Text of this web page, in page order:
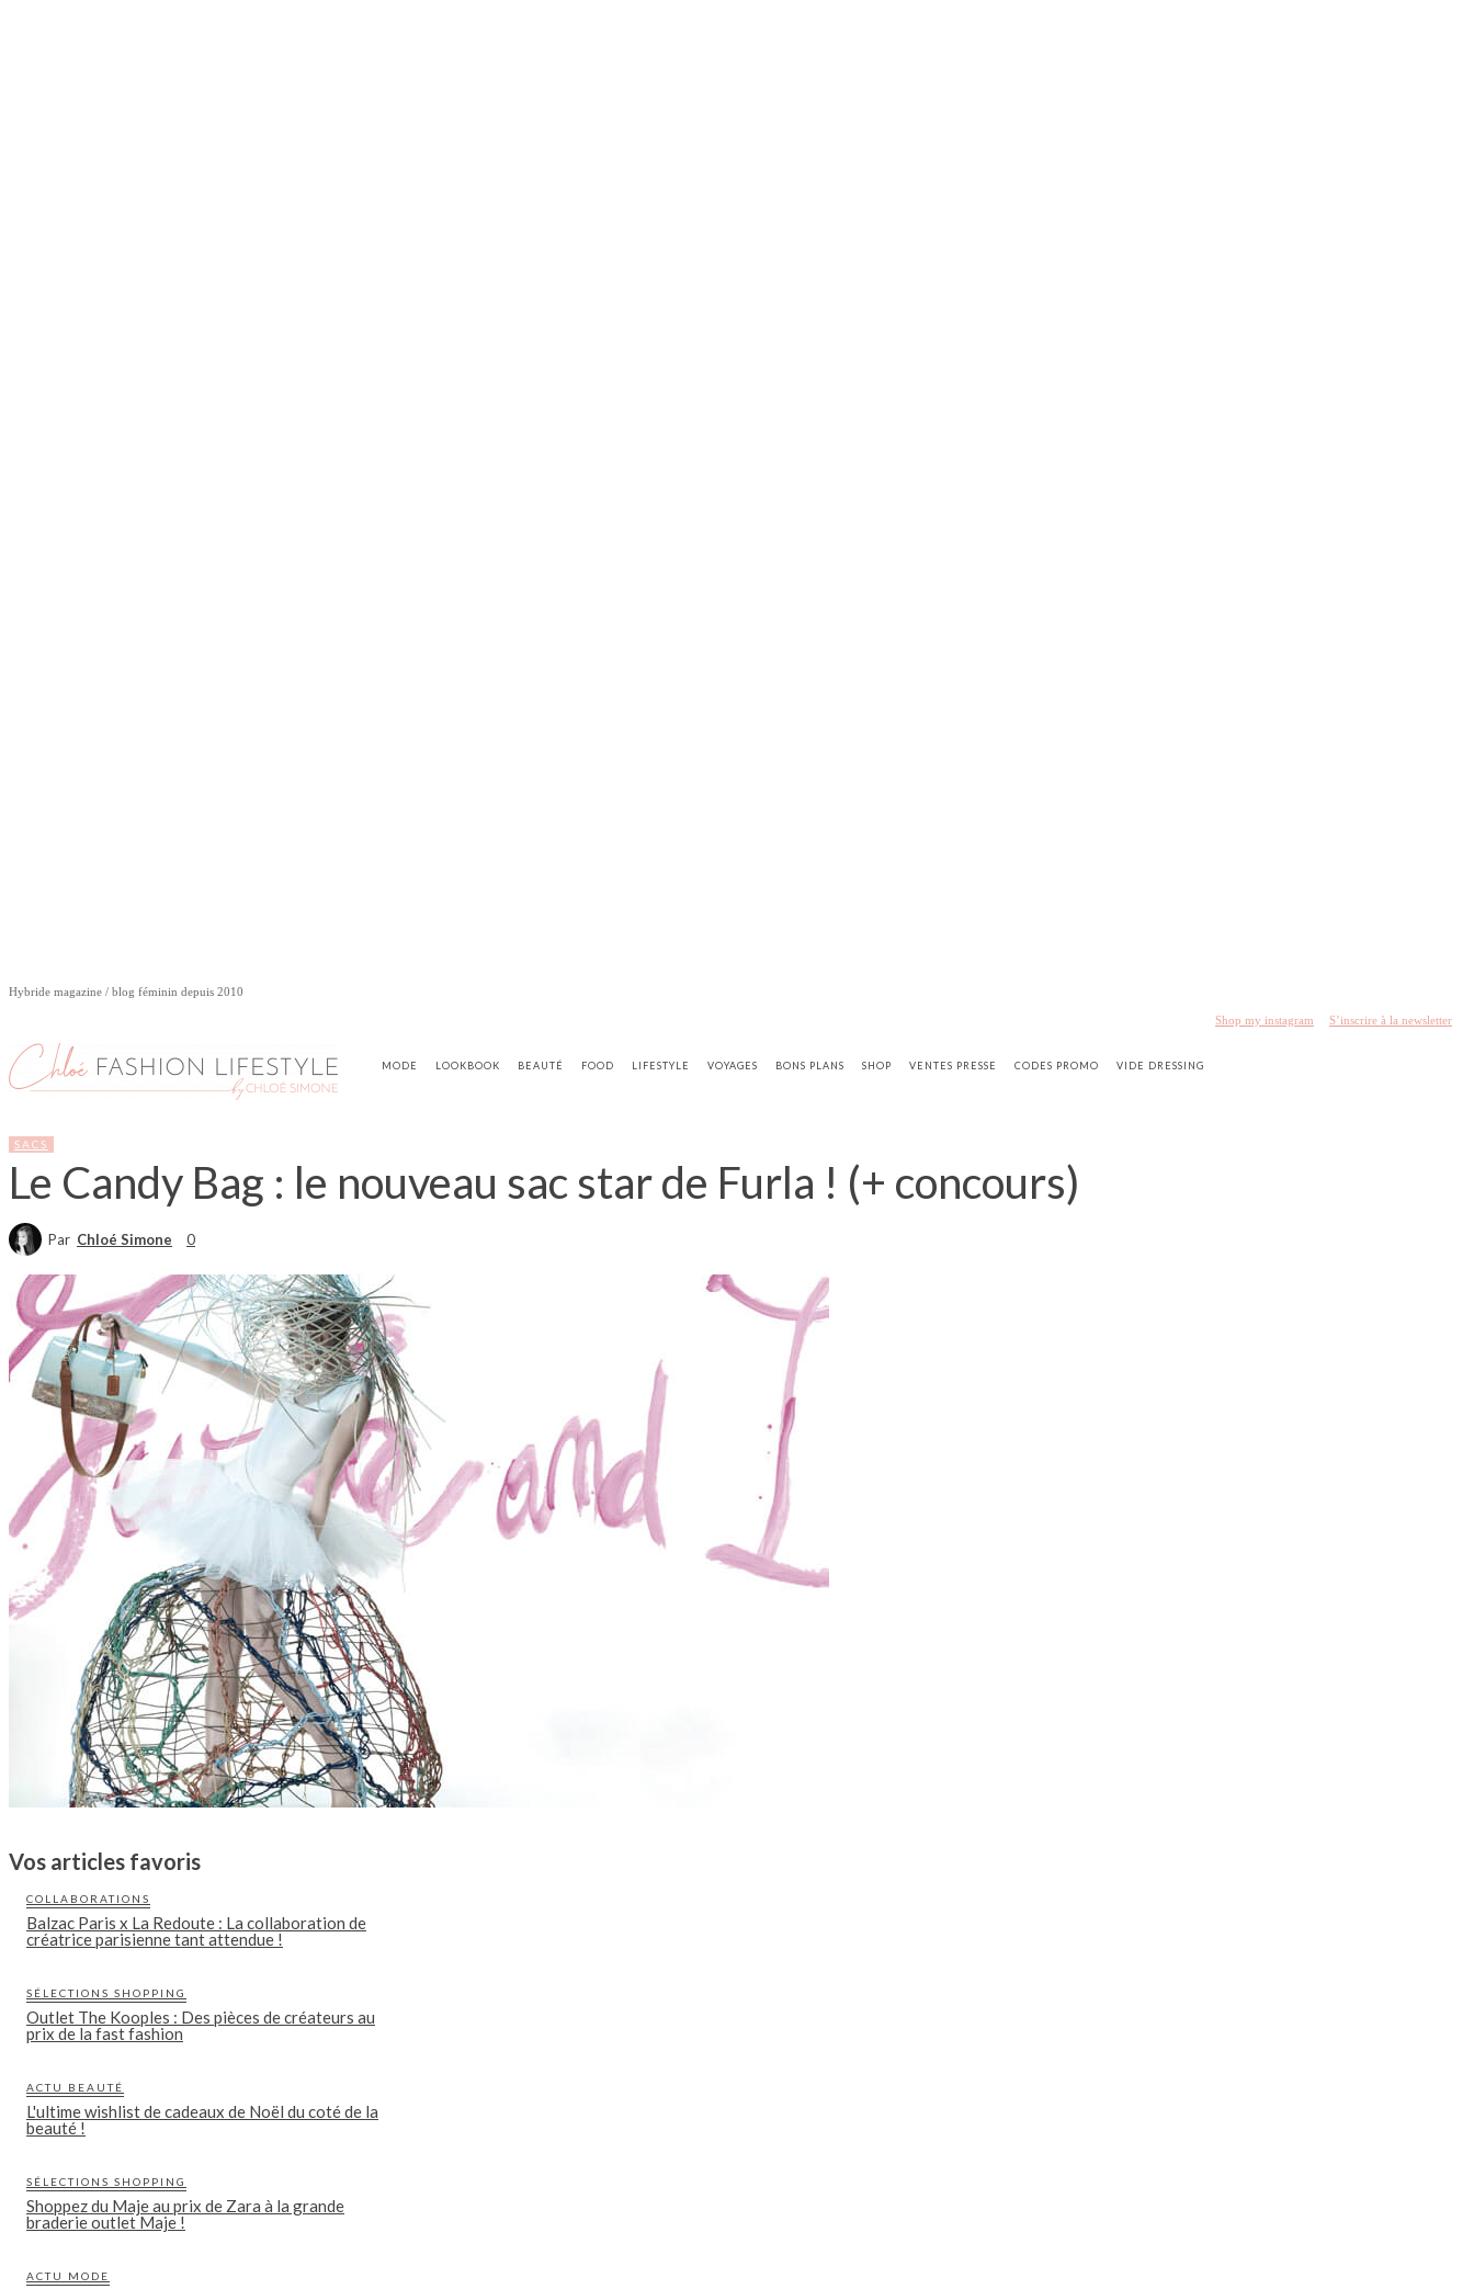
Hybride magazine / blog féminin depuis 2010
Shop my instagram S’inscrire à la newsletter
MODE LOOKBOOK BEAUTÉ FOOD LIFESTYLE VOYAGES BONS PLANS SHOP VENTES PRESSE CODES PROMO VIDE DRESSING
SACS
Le Candy Bag : le nouveau sac star de Furla ! (+ concours)
Par Chloé Simone 0
Vos articles favoris
COLLABORATIONS
Balzac Paris x La Redoute : La collaboration de
créatrice parisienne tant attendue !
SÉLECTIONS SHOPPING
Outlet The Kooples : Des pièces de créateurs au
prix de la fast fashion
ACTU BEAUTÉ
L'ultime wishlist de cadeaux de Noël du coté de la
beauté !
SÉLECTIONS SHOPPING
Shoppez du Maje au prix de Zara à la grande
braderie outlet Maje !
ACTU MODE